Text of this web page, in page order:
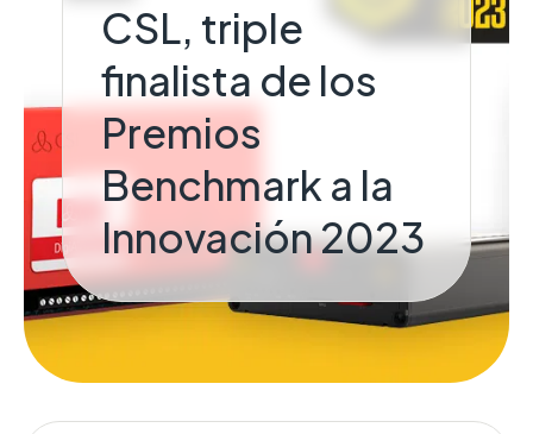
CSL, triple
finalista de los
Premios
Benchmark a la
Innovación 2023